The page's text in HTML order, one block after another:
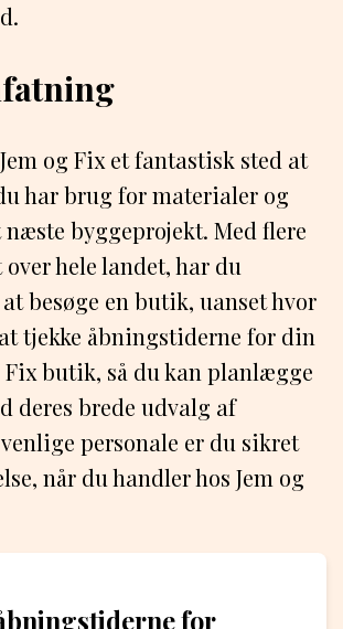
og Fix et fantastisk sted at
har brug for materialer og
byggeprojekt. Med flere
hele landet, har du
besøge en butik, uanset hvor
tjekke åbningstiderne for din
Fix butik, så du kan planlægge
deres brede udvalg af
personale er du sikret
når du handler hos Jem og
for